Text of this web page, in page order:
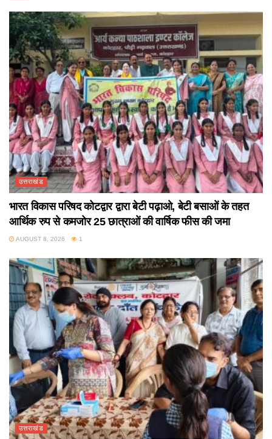
उत्तराखंड
भारत विकास परिषद कोटद्वार द्वारा बेटी पढ़ाओ, बेटी बसाओं के तहत
आर्थिक रुप से कमजोर 25 छात्राओं की वार्षिक फीस की जमा
AUGUST 8, 2026 1
उत्तराखंड